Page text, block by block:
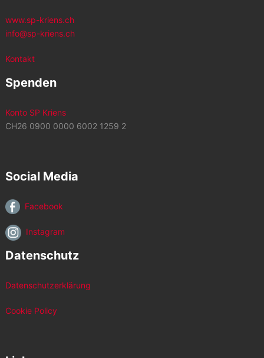
www.sp-kriens.ch
info@sp-kriens.ch
Kontakt
Spenden
Konto SP Kriens
CH26 0900 0000 6002 1259 2
Social Media
Facebook
Instagram
Datenschutz
Datenschutzerklärung
Cookie Policy